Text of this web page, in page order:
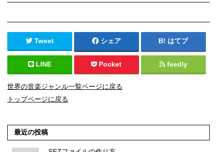
Tweet シェア はてブ
LINE Pocket feedly
世界の音楽ジャンル一覧ページに戻る
トップページに戻る
最近の投稿